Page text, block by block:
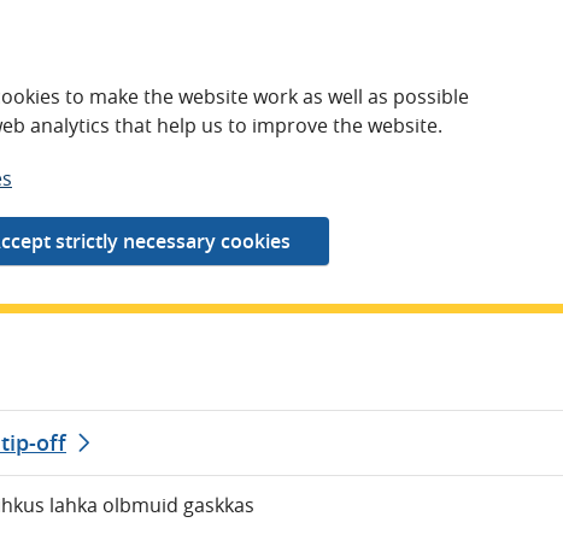
to make the website work as well as possible
analytics that help us to improve the website.
tip-off
lahka olbmuid gaskkas